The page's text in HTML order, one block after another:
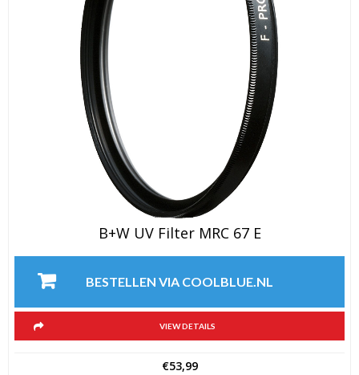
B+W UV Filter MRC 67 E
BESTELLEN VIA COOLBLUE.NL
VIEW DETAILS
€53,99